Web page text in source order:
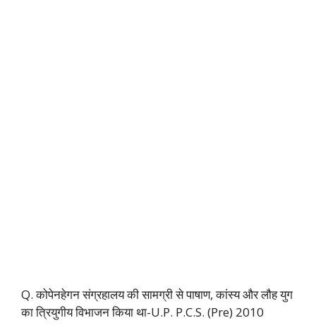
Q. कोपेनहेगन संग्रहालय की सामग्री से पाषाण, कांस्य और लौह युग
का त्रियुगीय विभाजन किया था-U.P. P.C.S. (Pre) 2010